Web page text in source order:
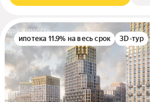
ипотека 11.9% на весь срок 3D-тур